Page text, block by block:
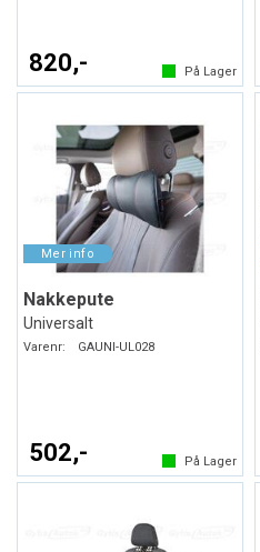
820,- På Lager
Nakkepute
Universalt
Varenr: GAUNI-UL028
502,- På Lager